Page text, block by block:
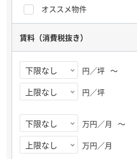
オススメ物件
賃料 （消費税抜き）
円／坪 ～
円／坪
万円／月 ～
万円／月